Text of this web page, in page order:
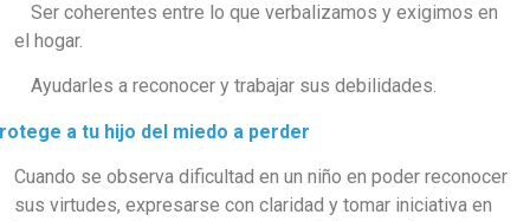
Ser coherentes entre lo que verbalizamos y exigimos en
el hogar.
Ayudarles a reconocer y trabajar sus debilidades.
a tu hijo del miedo a perder
Cuando se observa dificultad en un niño en poder reconocer
sus virtudes, expresarse con claridad y tomar iniciativa en